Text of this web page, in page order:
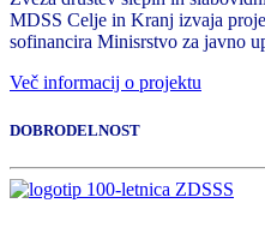
MDSS Celje in Kranj izvaja
sofinancira Minisrstvo za javno
Več informacij o projektu
DOBRODELNOST